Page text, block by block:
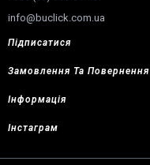
info@buclick.com.ua
Підписатися
Замовлення Та Повернення
Інформація
Інстаграм